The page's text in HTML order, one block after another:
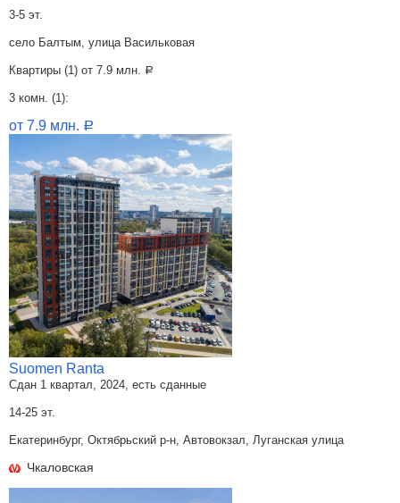
3-5 эт.
село Балтым, улица Васильковая
Квартиры (1) от 7.9 млн. a
3 комн. (1):
от 7.9 млн. a
Suomen Ranta
Сдан 1 квартал, 2024, есть сданные
14-25 эт.
Екатеринбург, Октябрьский р-н, Автовокзал, Луганская улица
Чкаловская